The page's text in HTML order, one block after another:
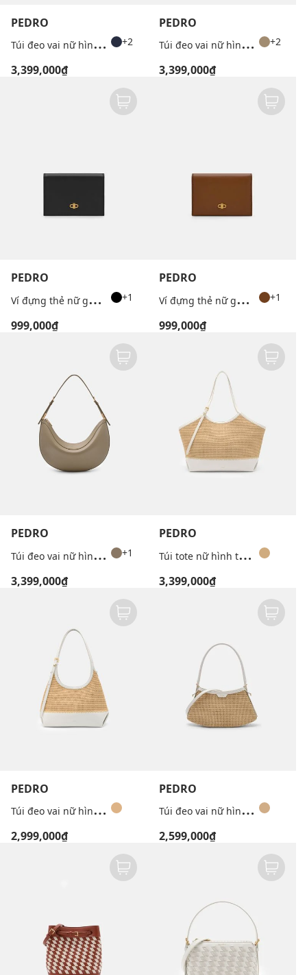
PEDRO
T
úi đeo vai nữ hình thang Jatte Leather Charm +2
3,399,000₫
PEDRO
T
úi đeo vai nữ hình thang Jatte Leather Charm +2
3,399,000₫
PEDRO
V
í đựng thẻ nữ gập đôi Leather +1
999,000₫
PEDRO
V
í đựng thẻ nữ gập đôi Leather +1
999,000₫
PEDRO
T
úi đeo vai nữ hình bán nguyệt Jatte +1
3,399,000₫
PEDRO
T
úi tote nữ hình thang Melka Raffia
3,399,000₫
PEDRO
T
úi đeo vai nữ hình thang Saskia Raffia
2,999,000₫
PEDRO
T
úi đeo vai nữ hình thang Nikki Raffia
2,599,000₫